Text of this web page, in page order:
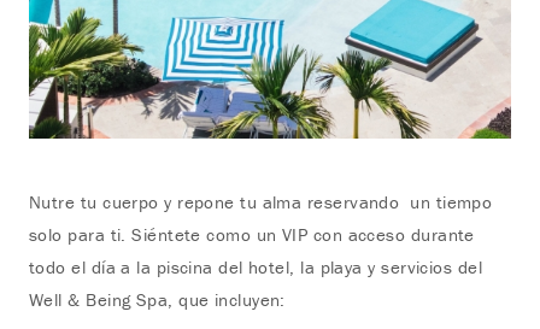
Nutre tu cuerpo y repone tu alma reservando un tiempo
solo para ti. Siéntete como un VIP con acceso durante
todo el día a la piscina del hotel, la playa y servicios del
Well & Being Spa, que incluyen: